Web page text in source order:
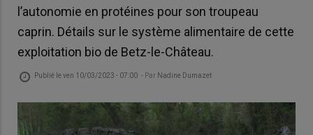
l’autonomie en protéines pour son troupeau
caprin. Détails sur le système alimentaire de cette
exploitation bio de Betz-le-Château.
Publié leven 10/03/2023 - 07:00 - Par Nadine Dumazet